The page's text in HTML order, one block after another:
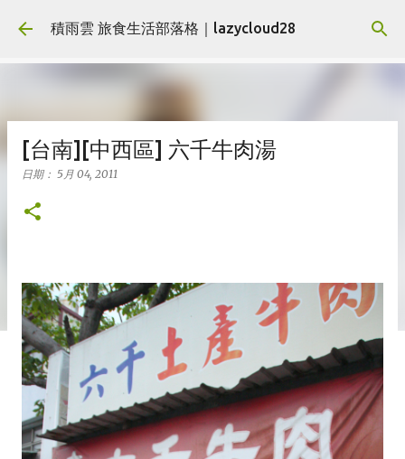
跳到主要內容
積雨雲 旅食生活部落格｜lazycloud28
[台南][中西區] 六千牛肉湯
日期： 5月 04, 2011